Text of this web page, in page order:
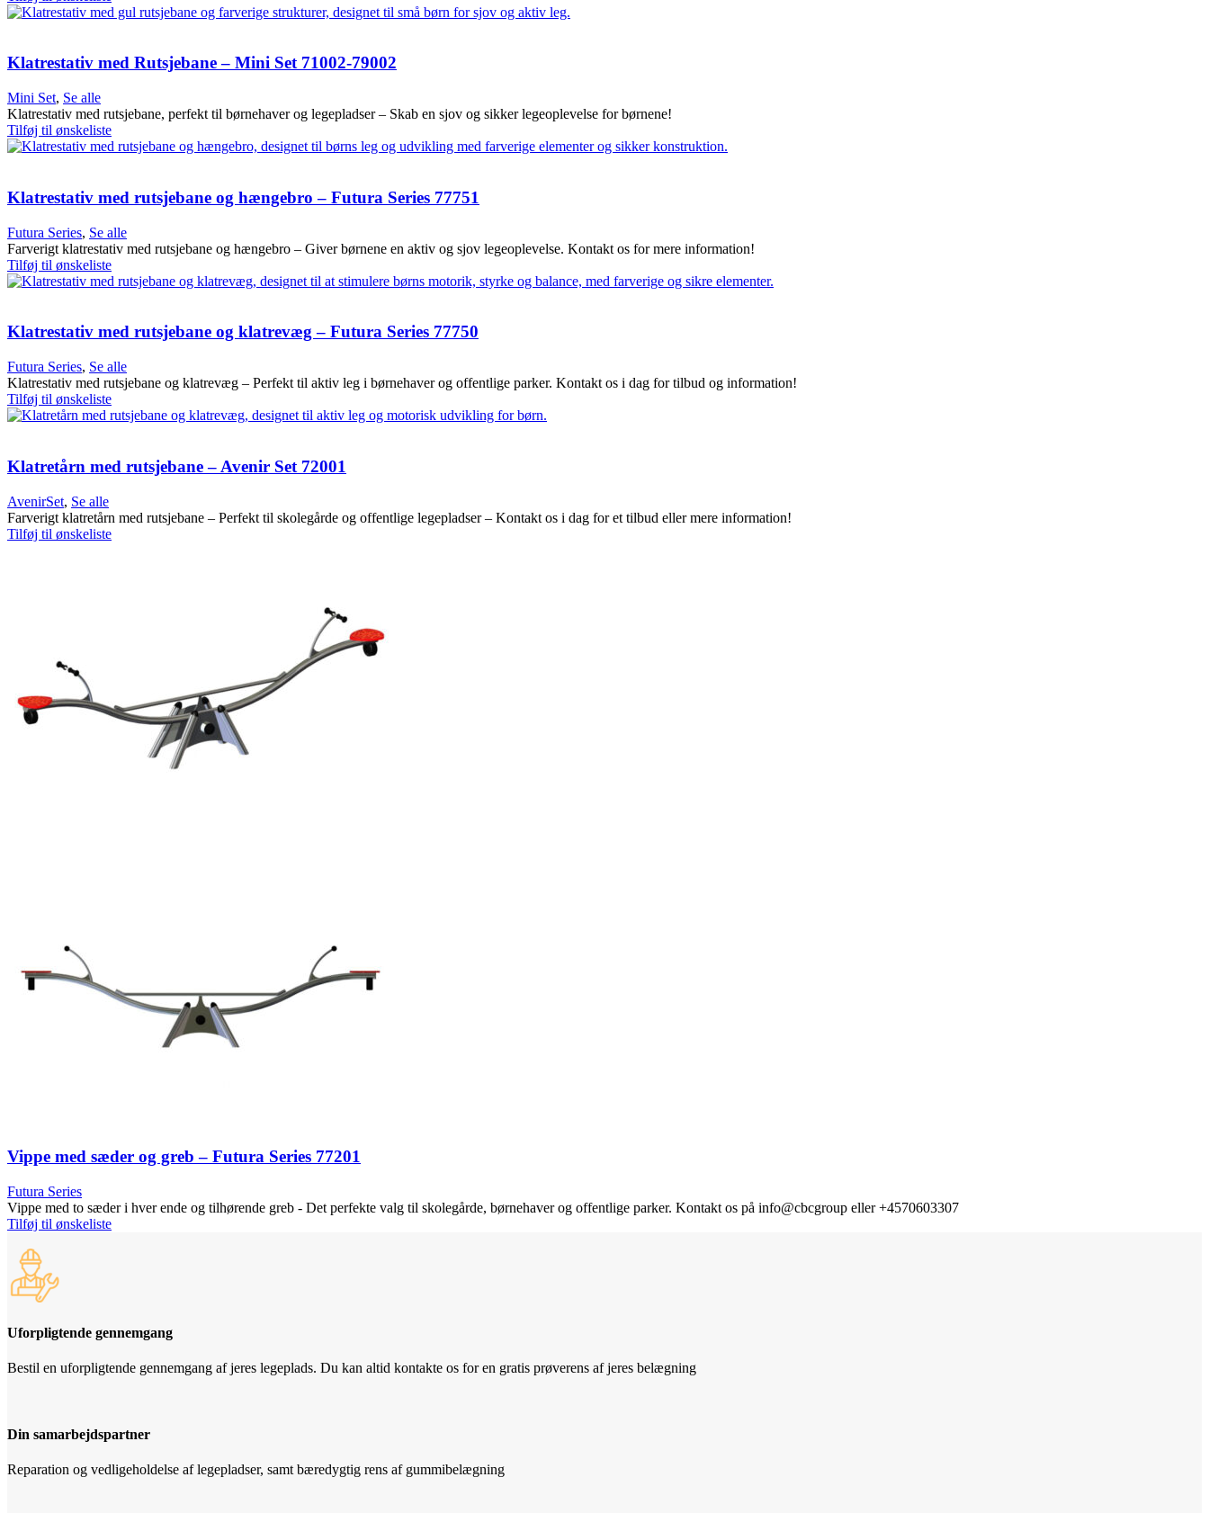
Klatrestativ med Rutsjebane – Mini Set 71002-79002
Mini Set, Se alle
Klatrestativ med rutsjebane, perfekt til børnehaver og legepladser – Skab en sjov og sikker legeoplevelse for børnene!
Tilføj til ønskeliste
Klatrestativ med rutsjebane og hængebro – Futura Series 77751
Futura Series, Se alle
Farverigt klatrestativ med rutsjebane og hængebro – Giver børnene en aktiv og sjov legeoplevelse. Kontakt os for mere information!
Tilføj til ønskeliste
Klatrestativ med rutsjebane og klatrevæg – Futura Series 77750
Futura Series, Se alle
Klatrestativ med rutsjebane og klatrevæg – Perfekt til aktiv leg i børnehaver og offentlige parker. Kontakt os i dag for tilbud og information!
Tilføj til ønskeliste
Klatretårn med rutsjebane – Avenir Set 72001
AvenirSet, Se alle
Farverigt klatretårn med rutsjebane – Perfekt til skolegårde og offentlige legepladser – Kontakt os i dag for et tilbud eller mere information!
Tilføj til ønskeliste
Vippe med sæder og greb – Futura Series 77201
Futura Series
Vippe med to sæder i hver ende og tilhørende greb - Det perfekte valg til skolegårde, børnehaver og offentlige parker. Kontakt os på info@cbcgroup eller +4570603307
Tilføj til ønskeliste
Uforpligtende gennemgang
Bestil en uforpligtende gennemgang af jeres legeplads. Du kan altid kontakte os for en gratis prøverens af jeres belægning
Din samarbejdspartner
Reparation og vedligeholdelse af legepladser, samt bæredygtig rens af gummibelægning